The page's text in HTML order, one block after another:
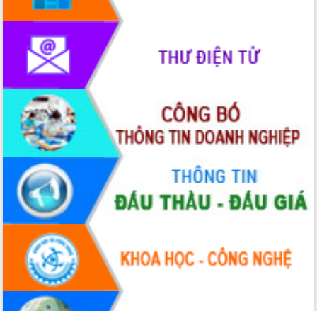
Đẩy mạnh cải cách hành chính, quyết
tâm đạt được mục tiêu tăng trưởng
hai con số trong năm 2026
Tổ chức trang trọng Lễ hội Đền thờ
Lương Văn Chánh năm 2026
Phó Bí thư Tỉnh ủy Đắk Lắk Đỗ Hữu
Huy giữ chức Bí thư Đảng ủy Ủy Ban
Nhân dân tỉnh
Bệnh án điện tử thúc đẩy chuyển đổi
số y tế tại Đắk Lắk
Chuyển đổi số thư viện: Mở rộng
không gian tri thức trong thời đại số
Đánh giá, rút kinh nghiệm công tác tổ
chức diễn tập trước ngày bầu cử
Chương trình “Gặp gỡ hữu nghị –
Friendship Meeting New Year 2026”
Bầu cử Quốc hội và HĐND: Cử tri Đắk
Lắk gửi gắm niềm tin, kỳ vọng vào lá
phiếu